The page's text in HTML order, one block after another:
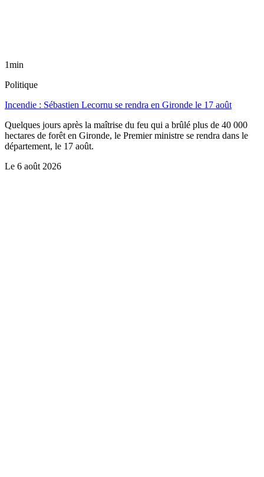
1min
Politique
Incendie : Sébastien Lecornu se rendra en Gironde le 17 août
Quelques jours après la maîtrise du feu qui a brûlé plus de 40 000
hectares de forêt en Gironde, le Premier ministre se rendra dans le
département, le 17 août.
Le 6 août 2026